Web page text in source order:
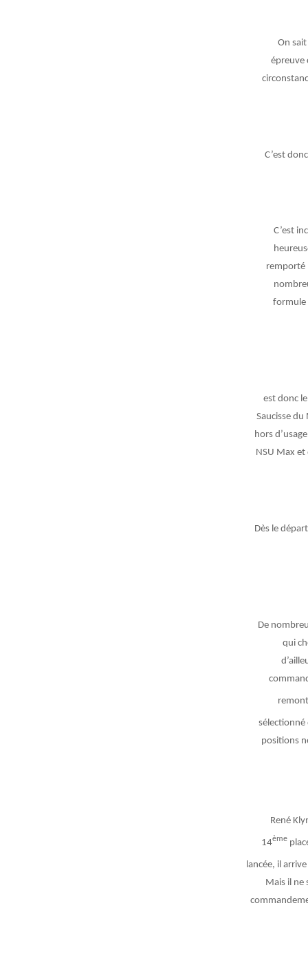
On
épreuve
C’est
C’est
remporté
formule
est donc
Saucisse
hors
NSU Max et
Dès le
De
qui
sélectionné
positions
René
14ème
lancée, il
Mais il ne